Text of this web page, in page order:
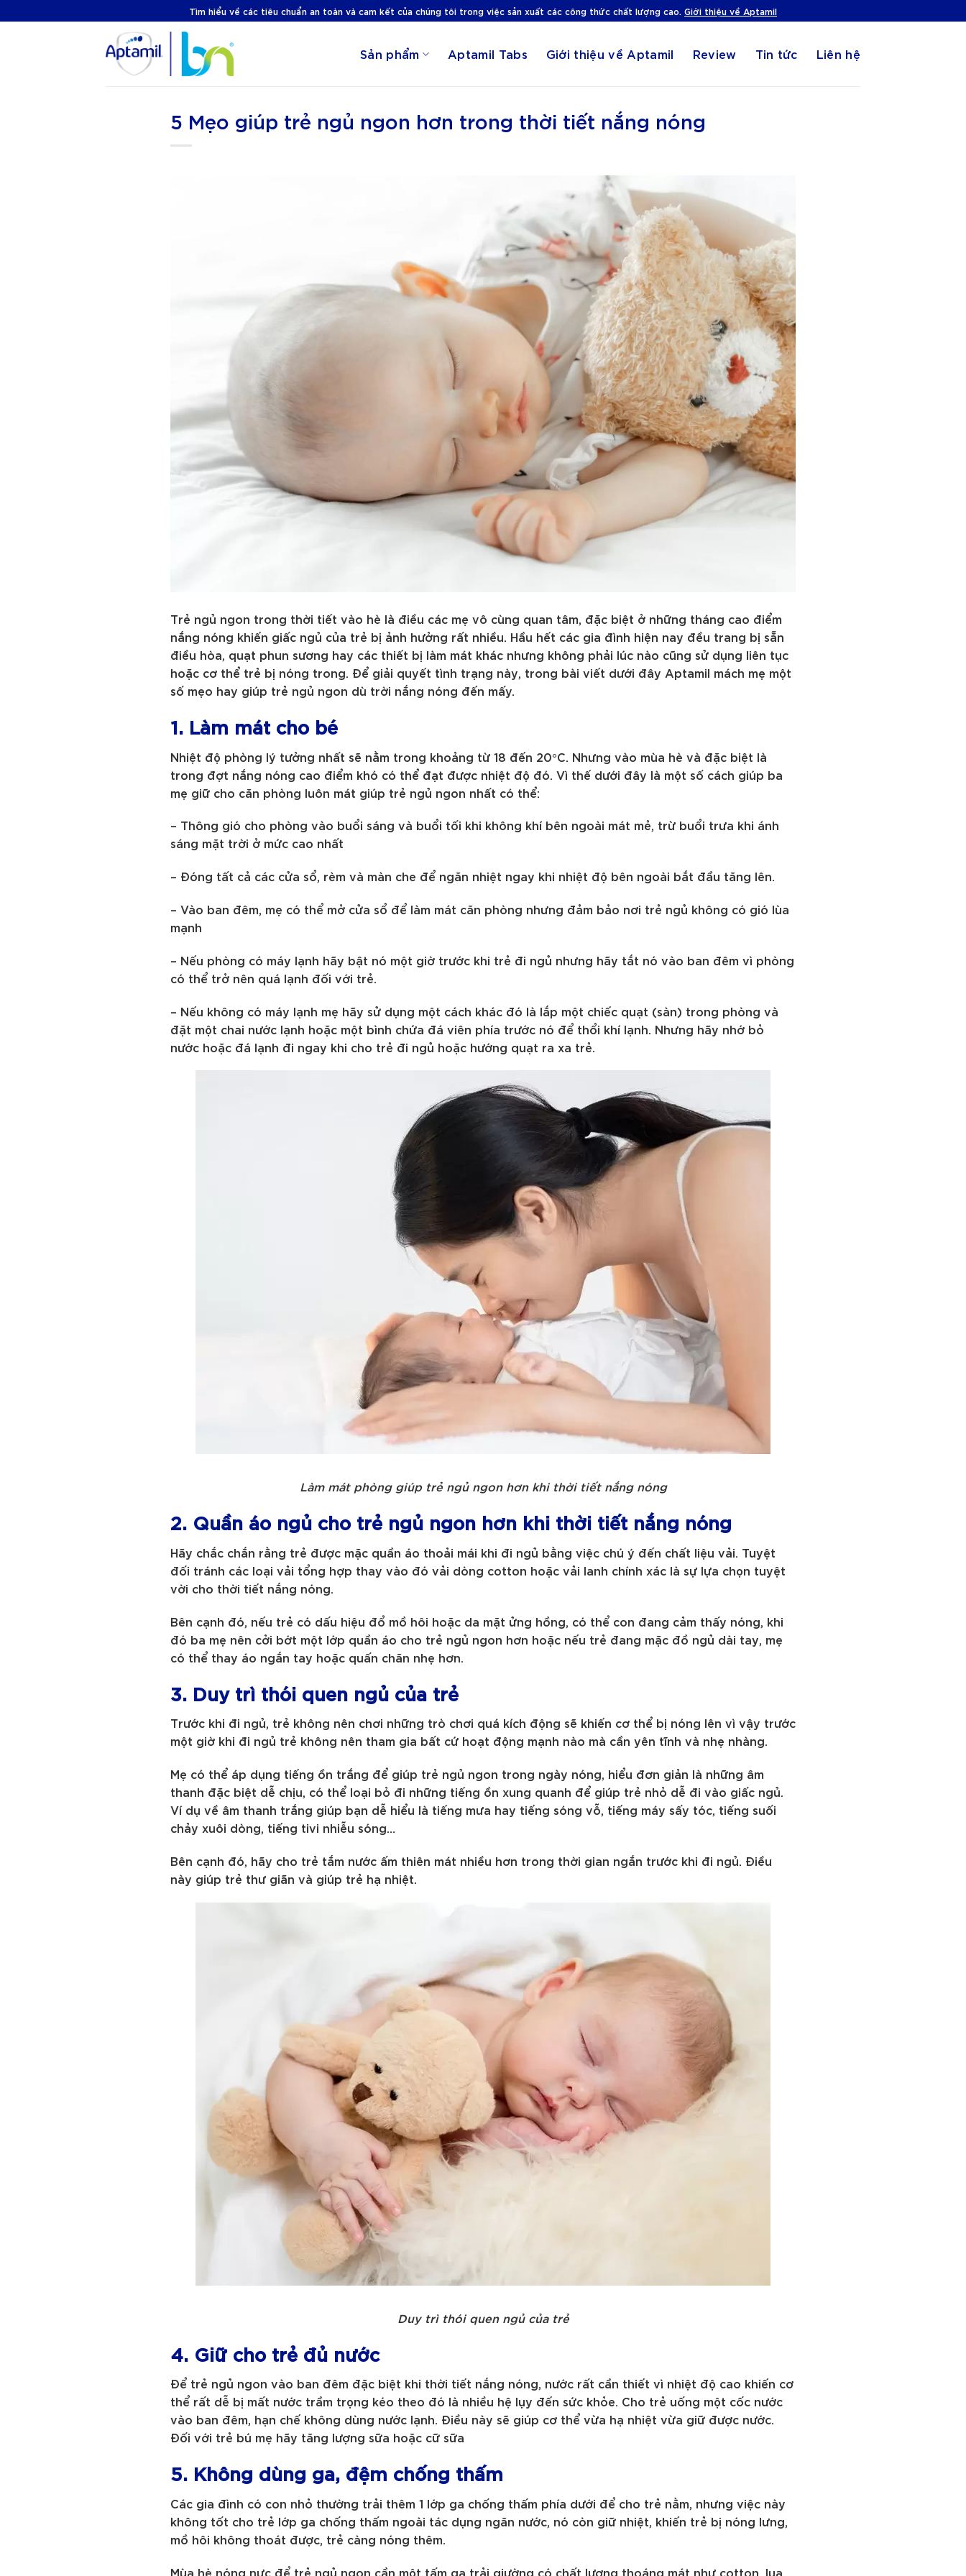
to
Tìm hiểu về các tiêu chuẩn an toàn và cam kết của chúng tôi trong việc sản xuất các công thức chất lượng cao. Giới thiệu về Aptamil
Sản phẩm Aptamil Tabs Giới thiệu về Aptamil Review Tin tức Liên hệ
5 Mẹo giúp trẻ ngủ ngon hơn trong thời tiết nắng nóng
Trẻ ngủ ngon trong thời tiết vào hè là điều các mẹ vô cùng quan tâm, đặc biệt ở những tháng cao điểm
nắng nóng khiến giấc ngủ của trẻ bị ảnh hưởng rất nhiều. Hầu hết các gia đình hiện nay đều trang bị sẵn
điều hòa, quạt phun sương hay các thiết bị làm mát khác nhưng không phải lúc nào cũng sử dụng liên tục
hoặc cơ thể trẻ bị nóng trong. Để giải quyết tình trạng này, trong bài viết dưới đây Aptamil mách mẹ một
số mẹo hay giúp trẻ ngủ ngon dù trời nắng nóng đến mấy.
1. Làm mát cho bé
Nhiệt độ phòng lý tưởng nhất sẽ nằm trong khoảng từ 18 đến 20°C. Nhưng vào mùa hè và đặc biệt là
trong đợt nắng nóng cao điểm khó có thể đạt được nhiệt độ đó. Vì thế dưới đây là một số cách giúp ba
mẹ giữ cho căn phòng luôn mát giúp trẻ ngủ ngon nhất có thể:
– Thông gió cho phòng vào buổi sáng và buổi tối khi không khí bên ngoài mát mẻ, trừ buổi trưa khi ánh
sáng mặt trời ở mức cao nhất
– Đóng tất cả các cửa sổ, rèm và màn che để ngăn nhiệt ngay khi nhiệt độ bên ngoài bắt đầu tăng lên.
– Vào ban đêm, mẹ có thể mở cửa sổ để làm mát căn phòng nhưng đảm bảo nơi trẻ ngủ không có gió lùa
mạnh
– Nếu phòng có máy lạnh hãy bật nó một giờ trước khi trẻ đi ngủ nhưng hãy tắt nó vào ban đêm vì phòng
có thể trở nên quá lạnh đối với trẻ.
– Nếu không có máy lạnh mẹ hãy sử dụng một cách khác đó là lắp một chiếc quạt (sàn) trong phòng và
đặt một chai nước lạnh hoặc một bình chứa đá viên phía trước nó để thổi khí lạnh. Nhưng hãy nhớ bỏ
nước hoặc đá lạnh đi ngay khi cho trẻ đi ngủ hoặc hướng quạt ra xa trẻ.
Làm mát phòng giúp trẻ ngủ ngon hơn khi thời tiết nắng nóng
2. Quần áo ngủ cho trẻ ngủ ngon hơn khi thời tiết nắng nóng
Hãy chắc chắn rằng trẻ được mặc quần áo thoải mái khi đi ngủ bằng việc chú ý đến chất liệu vải. Tuyệt
đối tránh các loại vải tổng hợp thay vào đó vải dòng cotton hoặc vải lanh chính xác là sự lựa chọn tuyệt
vời cho thời tiết nắng nóng.
Bên cạnh đó, nếu trẻ có dấu hiệu đổ mồ hôi hoặc da mặt ửng hồng, có thể con đang cảm thấy nóng, khi
đó ba mẹ nên cởi bớt một lớp quần áo cho trẻ ngủ ngon hơn hoặc nếu trẻ đang mặc đồ ngủ dài tay, mẹ
có thể thay áo ngắn tay hoặc quấn chăn nhẹ hơn.
3. Duy trì thói quen ngủ của trẻ
Trước khi đi ngủ, trẻ không nên chơi những trò chơi quá kích động sẽ khiến cơ thể bị nóng lên vì vậy trước
một giờ khi đi ngủ trẻ không nên tham gia bất cứ hoạt động mạnh nào mà cần yên tĩnh và nhẹ nhàng.
Mẹ có thể áp dụng tiếng ồn trắng để giúp trẻ ngủ ngon trong ngày nóng, hiểu đơn giản là những âm
thanh đặc biệt dễ chịu, có thể loại bỏ đi những tiếng ồn xung quanh để giúp trẻ nhỏ dễ đi vào giấc ngủ.
Ví dụ về âm thanh trắng giúp bạn dễ hiểu là tiếng mưa hay tiếng sóng vỗ, tiếng máy sấy tóc, tiếng suối
chảy xuôi dòng, tiếng tivi nhiễu sóng…
Bên cạnh đó, hãy cho trẻ tắm nước ấm thiên mát nhiều hơn trong thời gian ngắn trước khi đi ngủ. Điều
này giúp trẻ thư giãn và giúp trẻ hạ nhiệt.
Duy trì thói quen ngủ của trẻ
4. Giữ cho trẻ đủ nước
Để trẻ ngủ ngon vào ban đêm đặc biệt khi thời tiết nắng nóng, nước rất cần thiết vì nhiệt độ cao khiến cơ
thể rất dễ bị mất nước trầm trọng kéo theo đó là nhiều hệ lụy đến sức khỏe. Cho trẻ uống một cốc nước
vào ban đêm, hạn chế không dùng nước lạnh. Điều này sẽ giúp cơ thể vừa hạ nhiệt vừa giữ được nước.
Đối với trẻ bú mẹ hãy tăng lượng sữa hoặc cữ sữa
5. Không dùng ga, đệm chống thấm
Các gia đình có con nhỏ thường trải thêm 1 lớp ga chống thấm phía dưới để cho trẻ nằm, nhưng việc này
không tốt cho trẻ lớp ga chống thấm ngoài tác dụng ngăn nước, nó còn giữ nhiệt, khiến trẻ bị nóng lưng,
mồ hôi không thoát được, trẻ càng nóng thêm.
Mùa hè nóng nực để trẻ ngủ ngon cần một tấm ga trải giường có chất lượng thoáng mát như cotton, lụa,